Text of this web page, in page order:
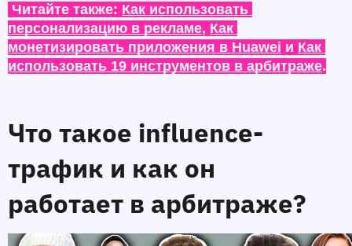
Читайте также: Как использовать
персонализацию в рекламе, Как
монетизировать приложения в Huawei и Как
использовать 19 инструментов в арбитраже.
Что такое influence-
трафик и как он
работает в арбитраже?